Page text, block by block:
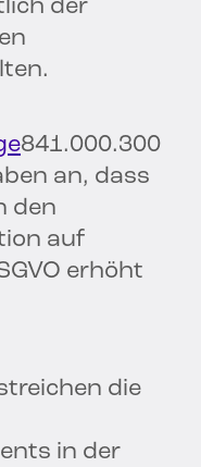
der
841.000.300
an, dass
den
auf
erhöht
die
in der